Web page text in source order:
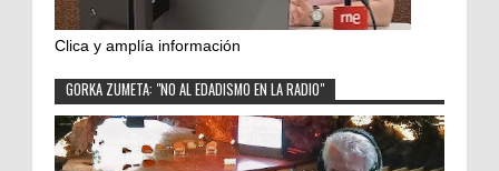
Clica y amplía información
GORKA ZUMETA: "NO AL EDADISMO EN LA RADIO"